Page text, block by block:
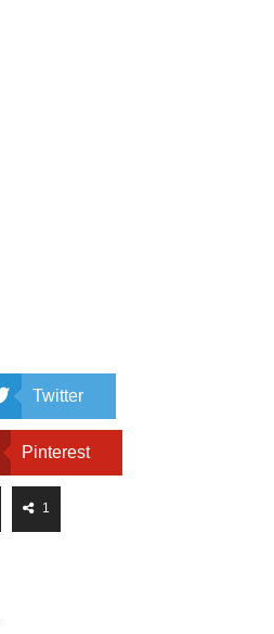
Twitter
Pinterest
1